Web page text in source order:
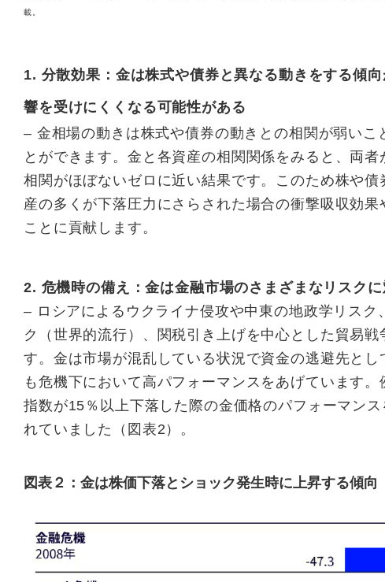
載。
1. 分散効果：金は株式や債券と異なる動きをする傾
響を受けにくくなる可能性がある
– 金相場の動きは株式や債券の動きとの相関が弱い
とができます。金と各資産の相関関係をみると、両
相関がほぼないゼロに近い結果です。このため株や
産の多くが下落圧力にさらされた場合の衝撃吸収効
ことに貢献します。
2. 危機時の備え：金は金融市場のさまざまなリスク
– ロシアによるウクライナ侵攻や中東の地政学リス
ク（世界的流行）、関税引き上げを中心とした貿易
す。金は市場が混乱している状況で資金の逃避先と
も危機下において高パフォーマンスをあげています
指数が15％以上下落した際の金価格のパフォーマン
れていました（図表2）。
図表２：金は株価下落とショック発生時に上昇する傾向